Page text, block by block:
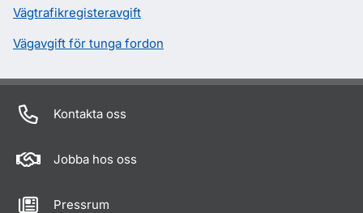
Vägtrafikregisteravgift
Vägavgift för tunga fordon
Kontakta oss
Jobba hos oss
Pressrum